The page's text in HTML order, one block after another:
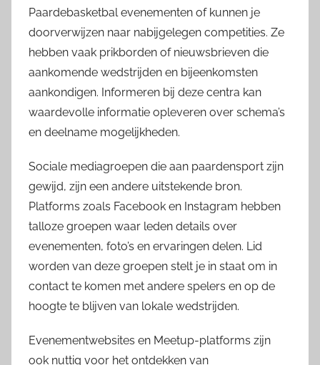
Paardebasketbal evenementen of kunnen je
doorverwijzen naar nabijgelegen competities. Ze
hebben vaak prikborden of nieuwsbrieven die
aankomende wedstrijden en bijeenkomsten
aankondigen. Informeren bij deze centra kan
waardevolle informatie opleveren over schema’s
en deelname mogelijkheden.
Sociale mediagroepen die aan paardensport zijn
gewijd, zijn een andere uitstekende bron.
Platforms zoals Facebook en Instagram hebben
talloze groepen waar leden details over
evenementen, foto’s en ervaringen delen. Lid
worden van deze groepen stelt je in staat om in
contact te komen met andere spelers en op de
hoogte te blijven van lokale wedstrijden.
Evenementwebsites en Meetup-platforms zijn
ook nuttig voor het ontdekken van